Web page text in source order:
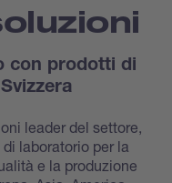
con prodotti di
leader del settore,
laboratorio per la
e la produzione